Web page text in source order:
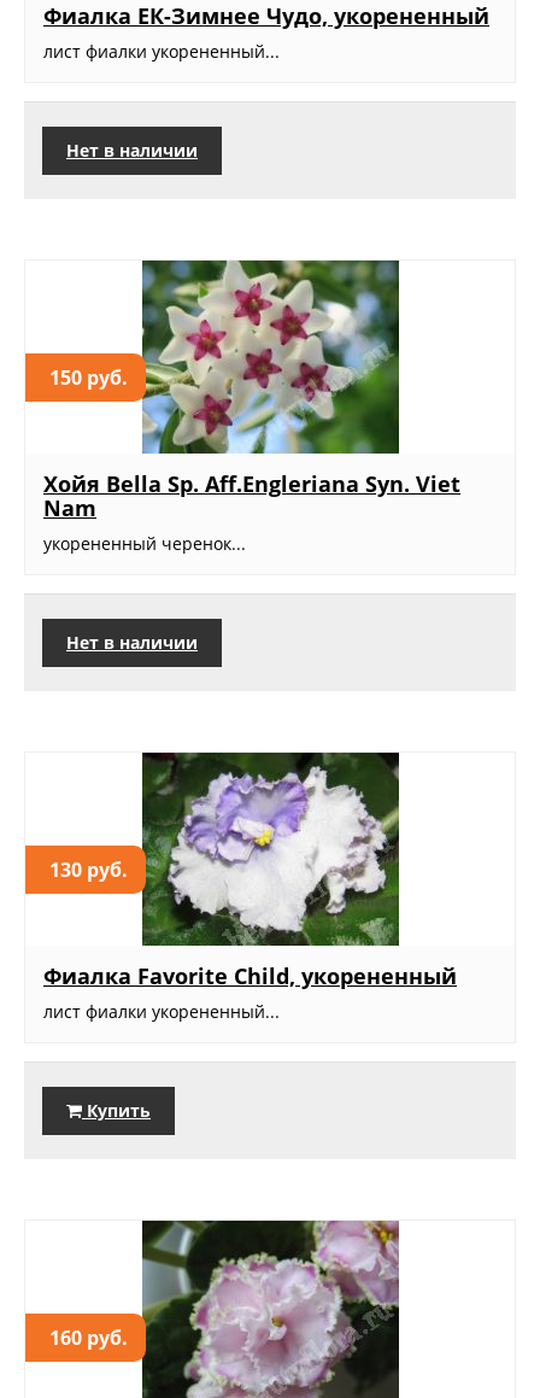
Фиалка ЕК-Зимнее Чудо, укорененный
лист фиалки укорененный...
Нет в наличии
150 руб.
Хойя Bella Sp. Aff.Engleriana Syn. Viet
Nam
укорененный черенок...
Нет в наличии
130 руб.
Фиалка Favorite Child, укорененный
лист фиалки укорененный...
Купить
160 руб.